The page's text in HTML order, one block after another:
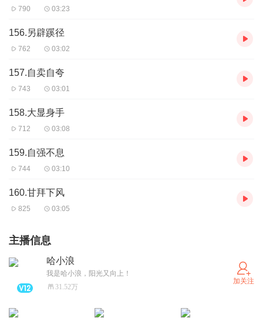
790 03:23
156.另辟蹊径
762 03:02
157.自卖自夸
743 03:01
158.大显身手
712 03:08
159.自强不息
744 03:10
160.甘拜下风
825 03:05
主播信息
哈小浪
我是哈小浪，阳光又向上！
31.52万
加关注